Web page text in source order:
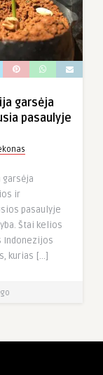
garsėja
pasaulyje
garsėja
ir
pasaulyje
Štai kelios
Indonezijos
kurias […]